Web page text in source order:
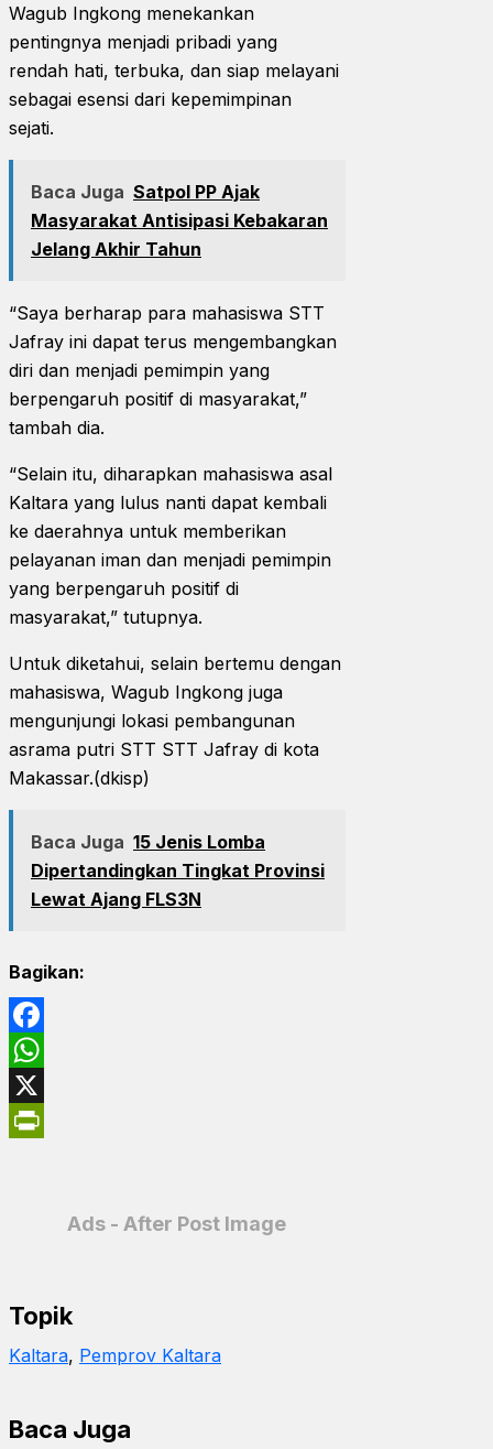
Wagub Ingkong menekankan
pentingnya menjadi pribadi yang
rendah hati, terbuka, dan siap melayani
sebagai esensi dari kepemimpinan
sejati.
Baca Juga Satpol PP Ajak
Masyarakat Antisipasi Kebakaran
Jelang Akhir Tahun
“Saya berharap para mahasiswa STT
Jafray ini dapat terus mengembangkan
diri dan menjadi pemimpin yang
berpengaruh positif di masyarakat,”
tambah dia.
“Selain itu, diharapkan mahasiswa asal
Kaltara yang lulus nanti dapat kembali
ke daerahnya untuk memberikan
pelayanan iman dan menjadi pemimpin
yang berpengaruh positif di
masyarakat,” tutupnya.
Untuk diketahui, selain bertemu dengan
mahasiswa, Wagub Ingkong juga
mengunjungi lokasi pembangunan
asrama putri STT STT Jafray di kota
Makassar.(dkisp)
Baca Juga 15 Jenis Lomba
Dipertandingkan Tingkat Provinsi
Lewat Ajang FLS3N
Bagikan:
Facebook
WhatsApp
X
Ads - After Post Image
Topik
Kaltara, Pemprov Kaltara
Baca Juga